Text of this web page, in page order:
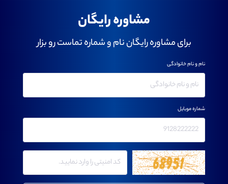
مشاوره رایگان
برای مشاوره رایگان نام و شماره تماست رو بزار
نام و نام خانوادگی
شماره موبایل